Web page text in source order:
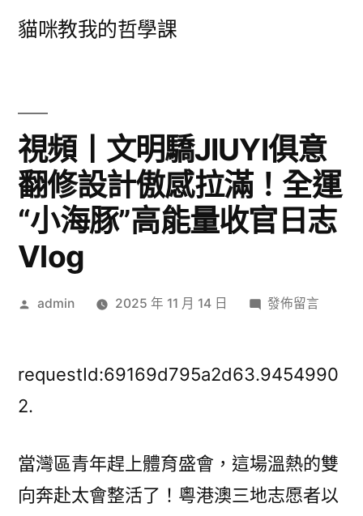
貓咪教我的哲學課
視頻丨文明驕JIUYI俱意
翻修設計傲感拉滿！全運
“小海豚”高能量收官日志
Vlog
作
admin 2025 年 11 月 14 日
在
丨
JIUYI
俱
意
發佈留言
requestId:69169d795a2d63.9454990
2.
當灣區青年趕上體育盛會，這場溫熱的雙
向奔赴太會整活了！粵港澳三地志愿者以